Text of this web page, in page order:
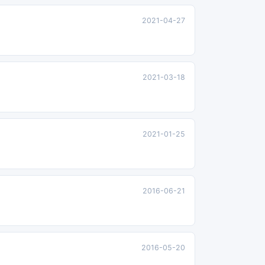
2021-04-27
2021-03-18
2021-01-25
2016-06-21
2016-05-20